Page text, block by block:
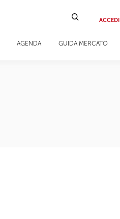
ACCEDI
AGENDA GUIDA MERCATO